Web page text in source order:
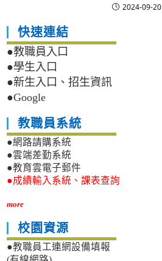
2024-09-20
快速連結
●教職員入口
●學生入口
●新生入口、招生資訊
●Google
教職員系統
●網路請購系統
●雲端差勤系統
●教育雲電子郵件
●成績輸入系統、課表查詢
more
校園資源
●教職員工連網設備填報